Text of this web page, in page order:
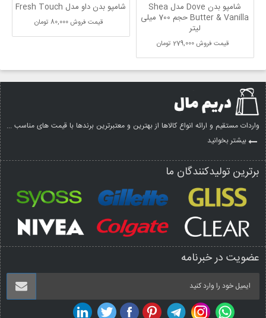
شامپو بدن داو مدل Fresh Touch
قیمت فروش80,000 تومان
شامپو بدن Dove مدل Shea
Butter & Vanilla حجم 700 میلی
لیتر
قیمت فروش279,000 تومان
واردات مستقیم و ارائه انواع کالاها از بهترین و معتبرترین برندها با قیمت های مناسب ...
بیشتر بخوانید
برترین تولیدکنندگان ما
عضویت در خبرنامه